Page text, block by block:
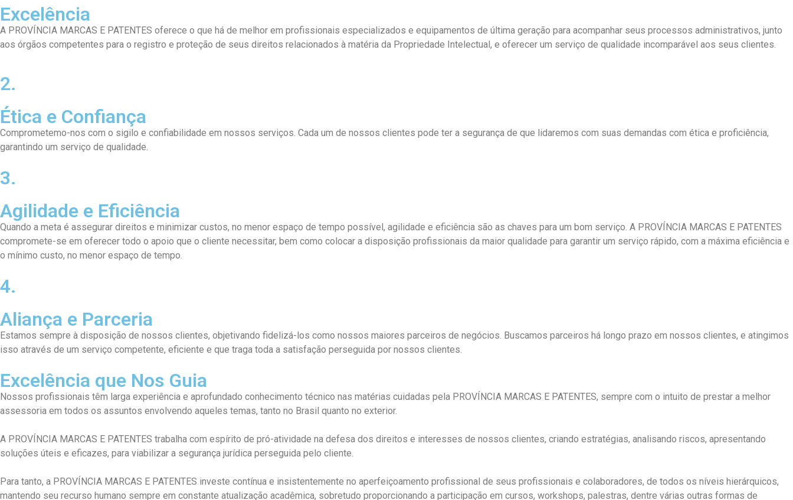
Excelência
A PROVÍNCIA MARCAS E PATENTES oferece o que há de melhor em profissionais especializados e equipamentos de última geração para acompanhar seus processos administrativos, junto
aos órgãos competentes para o registro e proteção de seus direitos relacionados à matéria da Propriedade Intelectual, e oferecer um serviço de qualidade incomparável aos seus clientes.
2.
Ética e Confiança
Comprometemo-nos com o sigilo e confiabilidade em nossos serviços. Cada um de nossos clientes pode ter a segurança de que lidaremos com suas demandas com ética e proficiência,
garantindo um serviço de qualidade.
3.
Agilidade e Eficiência
Quando a meta é assegurar direitos e minimizar custos, no menor espaço de tempo possível, agilidade e eficiência são as chaves para um bom serviço. A PROVÍNCIA MARCAS E PATENTES
compromete-se em oferecer todo o apoio que o cliente necessitar, bem como colocar a disposição profissionais da maior qualidade para garantir um serviço rápido, com a máxima eficiência e
o mínimo custo, no menor espaço de tempo.
4.
Aliança e Parceria
Estamos sempre à disposição de nossos clientes, objetivando fidelizá-los como nossos maiores parceiros de negócios. Buscamos parceiros há longo prazo em nossos clientes, e atingimos
isso através de um serviço competente, eficiente e que traga toda a satisfação perseguida por nossos clientes.
Excelência que Nos Guia
Nossos profissionais têm larga experiência e aprofundado conhecimento técnico nas matérias cuidadas pela PROVÍNCIA MARCAS E PATENTES, sempre com o intuito de prestar a melhor
assessoria em todos os assuntos envolvendo aqueles temas, tanto no Brasil quanto no exterior.
A PROVÍNCIA MARCAS E PATENTES trabalha com espírito de pró-atividade na defesa dos direitos e interesses de nossos clientes, criando estratégias, analisando riscos, apresentando
soluções úteis e eficazes, para viabilizar a segurança jurídica perseguida pelo cliente.
Para tanto, a PROVÍNCIA MARCAS E PATENTES investe contínua e insistentemente no aperfeiçoamento profissional de seus profissionais e colaboradores, de todos os níveis hierárquicos,
mantendo seu recurso humano sempre em constante atualização acadêmica, sobretudo proporcionando a participação em cursos, workshops, palestras, dentre várias outras formas de